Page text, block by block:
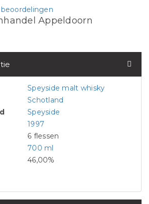
Appeldoorn
beoordelingen
Speyside malt whisky
Schotland
Speyside
1997
6 flessen
700 ml
46,00%